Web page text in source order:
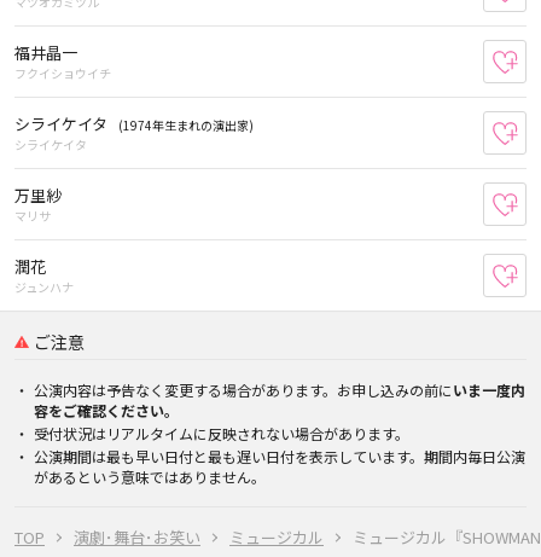
TOP 演劇･舞台･お笑い ミュージカル ミュージカル『
福井晶一
フクイショウイチ
シライケイタ
(1974年生まれの演出家)
シライケイタ
万里紗
マリサ
潤花
ジュンハナ
ご注意
公演内容は予告なく変更する場合があります。お申し込みの前にいま一度内
容をご確認ください。
受付状況はリアルタイムに反映されない場合があります。
公演期間は最も早い日付と最も遅い日付を表示しています。期間内毎日公演
があるという意味ではありません。